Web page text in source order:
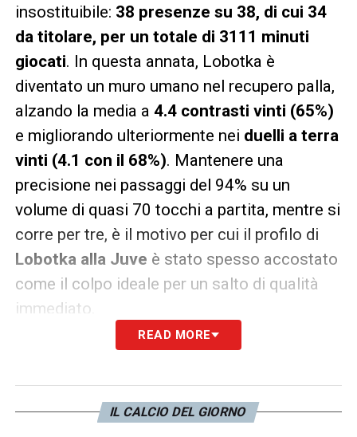
insostituibile: 38 presenze su 38, di cui 34
da titolare, per un totale di 3111 minuti
giocati. In questa annata, Lobotka è
diventato un muro umano nel recupero palla,
alzando la media a 4.4 contrasti vinti (65%)
e migliorando ulteriormente nei duelli a terra
vinti (4.1 con il 68%). Mantenere una
precisione nei passaggi del 94% su un
volume di quasi 70 tocchi a partita, mentre si
corre per tre, è il motivo per cui il profilo di
Lobotka alla Juve è stato spesso accostato
come il colpo ideale per un salto di qualità
immediato.
Oggi, guardando a quelle statistiche
campionato abbiano messo gli occhi su di
lui. ImmaginareLobotka alla Juve
READ MORE
IL CALCIO DEL GIORNO